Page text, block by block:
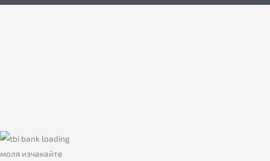
моля изчакайте